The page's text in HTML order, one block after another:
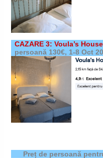
CAZARE 3: Voula’s House
persoană 130€, 1-8 Oct
Preț de persoană